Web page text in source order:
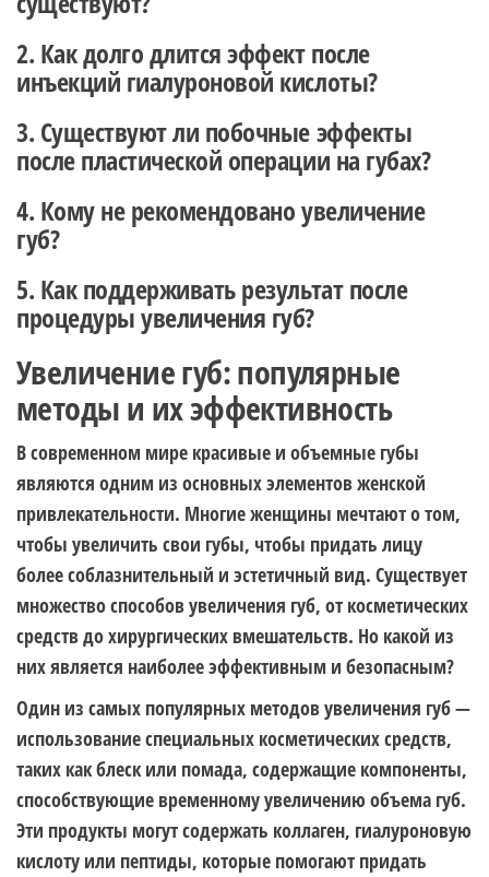
2. Как долго длится эффект после
инъекций гиалуроновой кислоты?
3. Существуют ли побочные эффекты
после пластической операции на губах?
4. Кому не рекомендовано увеличение
губ?
5. Как поддерживать результат после
процедуры увеличения губ?
Увеличение губ: популярные
методы и их эффективность
В современном мире красивые и объемные губы
являются одним из основных элементов женской
привлекательности. Многие женщины мечтают о том,
чтобы увеличить свои губы, чтобы придать лицу
более соблазнительный и эстетичный вид. Существует
множество способов увеличения губ, от косметических
средств до хирургических вмешательств. Но какой из
них является наиболее эффективным и безопасным?
Один из самых популярных методов увеличения губ —
использование специальных косметических средств,
таких как блеск или помада, содержащие компоненты,
способствующие временному увеличению объема губ.
Эти продукты могут содержать коллаген, гиалуроновую
кислоту или пептиды, которые помогают придать